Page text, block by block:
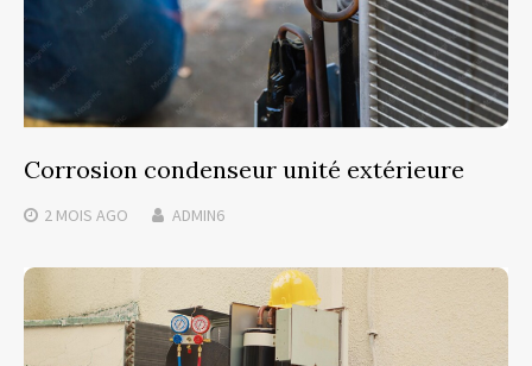
Corrosion condenseur unité extérieure
2 MOIS AGO ADMIN6